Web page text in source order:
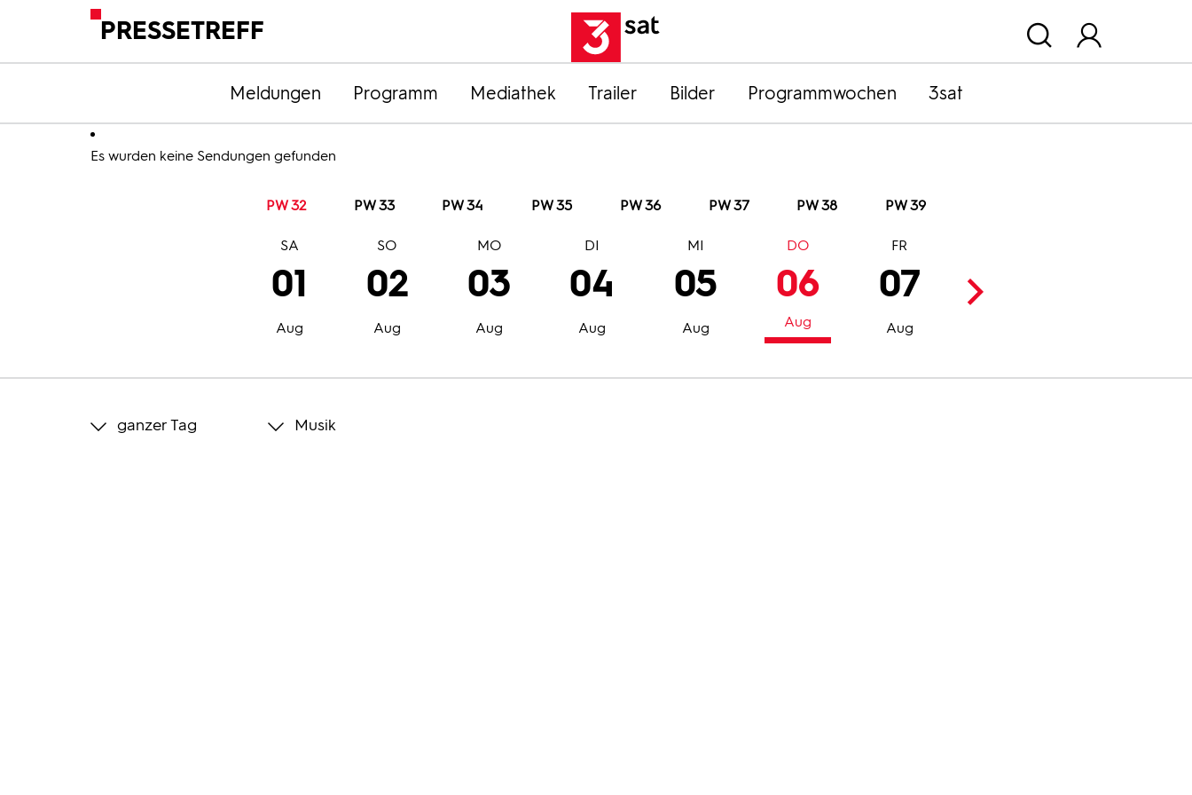
PRESSETREFF
Meldungen Programm Mediathek Trailer Bilder Programmwochen 3sat
Es wurden keine Sendungen gefunden
PW 32 PW 33 PW 34 PW 35 PW 36 PW 37 PW 38 PW 39
01
Aug
SA
02
Aug
SO
03
Aug
MO
04
Aug
DI
05
Aug
MI
06
Aug
DO
07
Aug
FR
08
ganzer Tag Musik